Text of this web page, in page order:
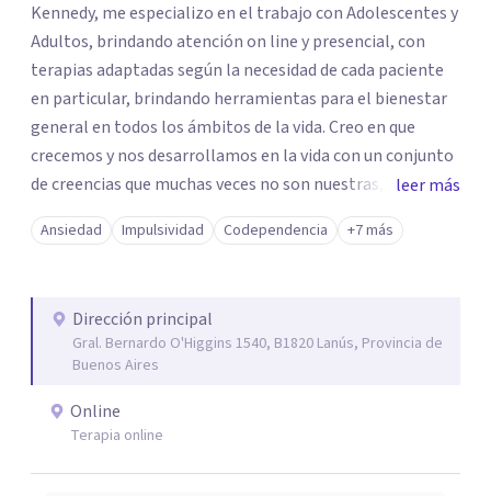
Kennedy, me especializo en el trabajo con Adolescentes y
Adultos, brindando atención on line y presencial, con
terapias adaptadas según la necesidad de cada paciente
en particular, brindando herramientas para el bienestar
general en todos los ámbitos de la vida. Creo en que
crecemos y nos desarrollamos en la vida con un conjunto
de creencias que muchas veces no son nuestras, propias o
son erróneas acerca de nosotros mismos,o de la vida en
general, incluyendo los vínculos con otras personas.. y
camino. Por eso trabajo en la desprogramación de viejas
creencias limitantes para vivir una vida diferente desde el
verdadero ser.
leer más
Ansiedad Impulsividad Codependencia +7 más
Dirección principal
Gral. Bernardo O'Higgins 1540, B1820 Lanús, Provincia de
Buenos Aires
Online
Terapia online